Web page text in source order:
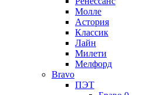
Молле
Астория
Классик
Лайн
Милети
Мелфорд
Bravo
ПЭТ